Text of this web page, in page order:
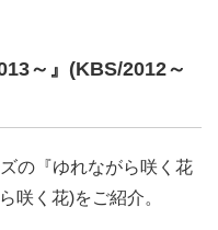
～』(KBS/2012～
の『ゆれながら咲く花
咲く花)をご紹介。